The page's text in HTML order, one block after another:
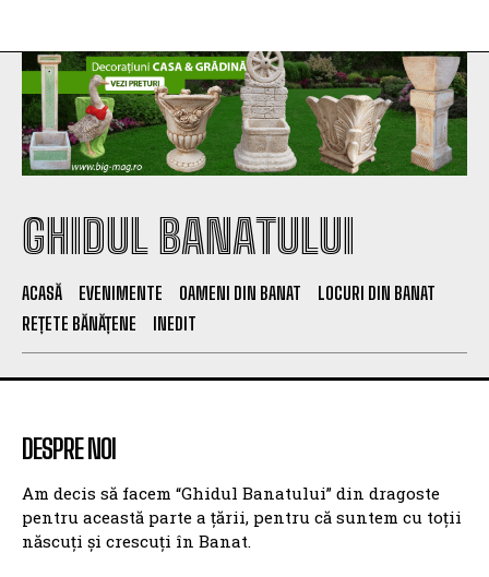
GHIDUL BANATULUI
ACASĂ EVENIMENTE OAMENI DIN BANAT
LOCURI DIN BANAT
REȚETE BĂNĂȚENE
INEDIT
DESPRE NOI
Am decis să facem “Ghidul Banatului” din dragoste
pentru această parte a țării, pentru că suntem cu toții
născuți și crescuți în Banat.